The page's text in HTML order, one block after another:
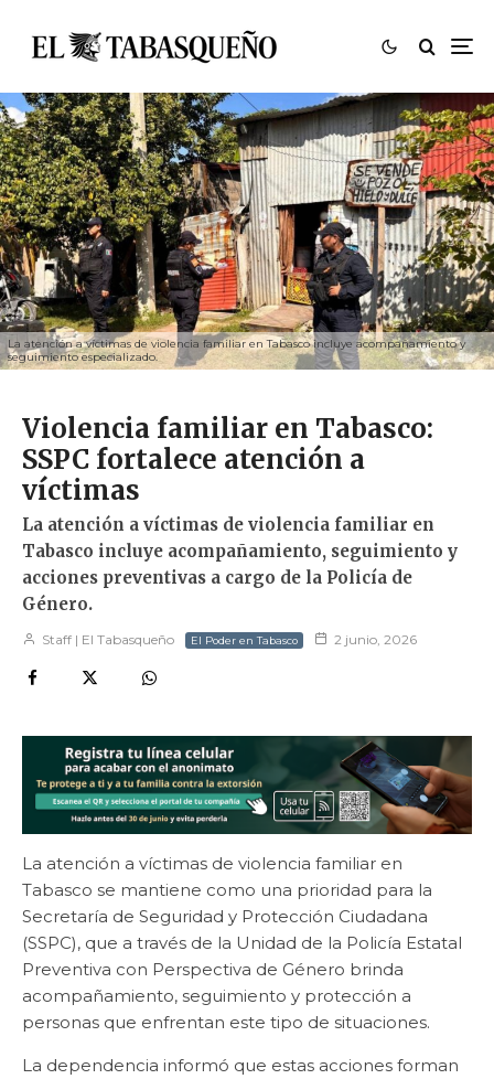
La atención a víctimas de violencia familiar en Tabasco incluye acompañamiento y
seguimiento especializado.
Violencia familiar en Tabasco:
SSPC fortalece atención a
víctimas
La atención a víctimas de violencia familiar en
Tabasco incluye acompañamiento, seguimiento y
acciones preventivas a cargo de la Policía de
Género.
Staff | El Tabasqueño El Poder en Tabasco 2 junio, 2026
La atención a víctimas de violencia familiar en
Tabasco se mantiene como una prioridad para la
Secretaría de Seguridad y Protección Ciudadana
(SSPC), que a través de la Unidad de la Policía Estatal
Preventiva con Perspectiva de Género brinda
acompañamiento, seguimiento y protección a
personas que enfrentan este tipo de situaciones.
La dependencia informó que estas acciones forman